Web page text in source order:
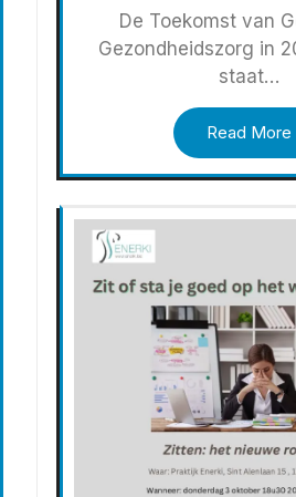
De Toekomst van
Gezondheidszorg in
staat…
Read More